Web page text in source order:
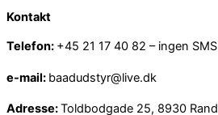
Kontakt
Telefon: +45 21 17 40 82 – ingen
e-mail: baadudstyr@live.dk
Adresse:Toldbodgade 25, 8930